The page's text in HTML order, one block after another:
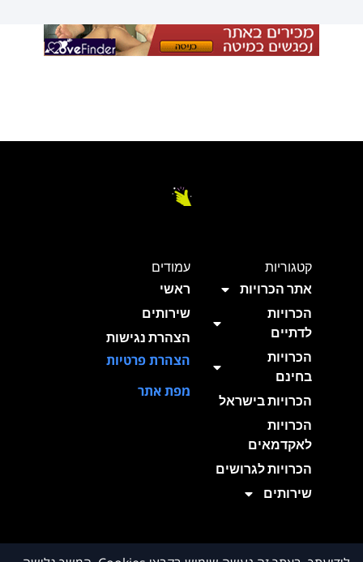
קטגוריות
אתר הכרויות
הכרויות
לדתיים
הכרויות
בחינם
הכרויות בישראל
הכרויות
לאקדמאים
הכרויות לגרושים
שירותים
עמודים
ראשי
שירותים
הצהרת נגישות
הצהרת פרטיות
מפת אתר